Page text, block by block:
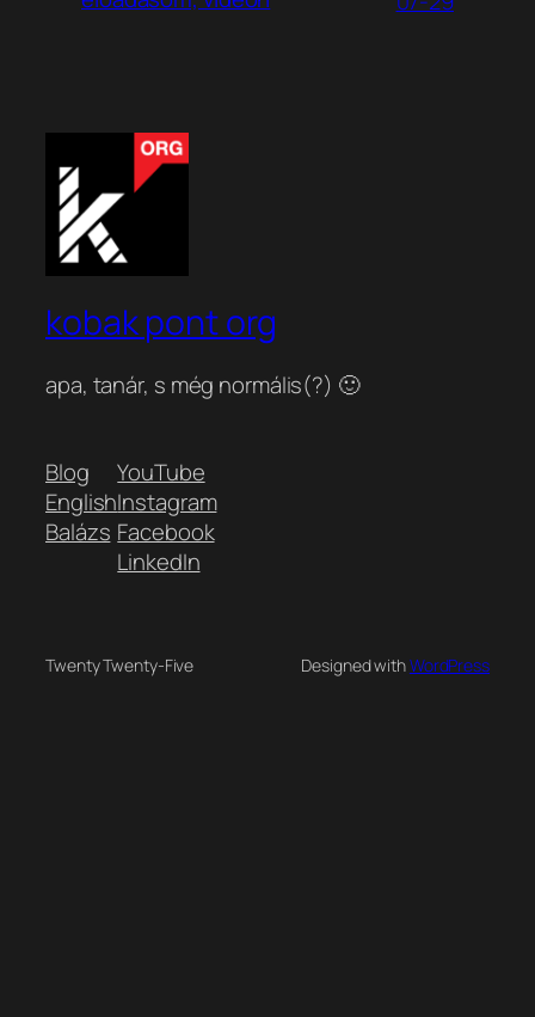
kobak pont org
apa, tanár, s még normális(?) 🙂
Blog
English
Balázs
YouTube
Instagram
Facebook
LinkedIn
Twenty Twenty-Five Designed withWordPress